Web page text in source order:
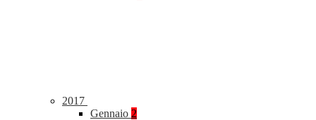
2017
Gennaio 2